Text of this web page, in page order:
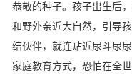
恭敬的种子。孩子出生后
和野外亲近大自然，引导
结伙伴，就连贴近尿斗尿
家庭教育方式，恐怕在全